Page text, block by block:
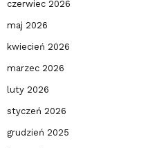
czerwiec 2026
maj 2026
kwiecień 2026
marzec 2026
luty 2026
styczeń 2026
grudzień 2025